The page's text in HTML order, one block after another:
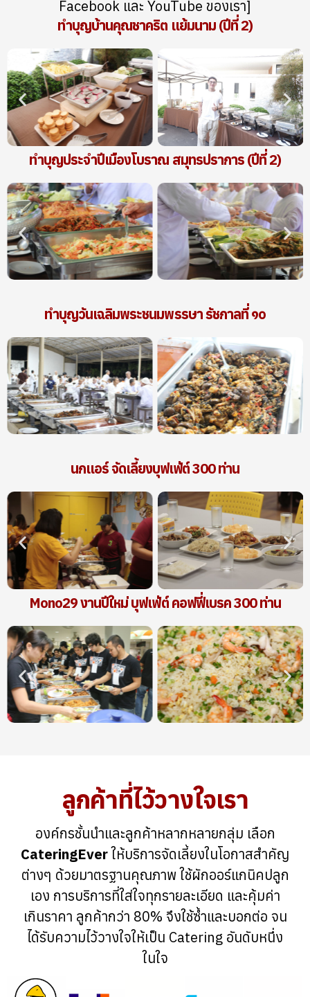
Facebook และ YouTube ของเรา]
ทำบุญบ้านคุณชาคริต แย้มนาม (ปีที่ 2)
ทำบุญประจำปีเมืองโบราณ สมุทรปราการ (ปีที่ 2)
ทำบุญวันเฉลิมพระชนมพรรษา รัชกาลที่ ๑๐
นกแอร์ จัดเลี้ยงบุฟเฟ่ต์ 300 ท่าน
Mono29 งานปีใหม่ บุฟเฟ่ต์ คอฟฟี่เบรค 300 ท่าน
ลูกค้าที่ไว้วางใจเรา
องค์กรชั้นนำและลูกค้าหลากหลายกลุ่ม เลือก
CateringEverให้บริการจัดเลี้ยงในโอกาสสำคัญ
ต่างๆ ด้วยมาตรฐานคุณภาพ ใช้ผักออร์แกนิคปลูก
เอง การบริการที่ใส่ใจทุกรายละเอียด และคุ้มค่า
เกินราคา ลูกค้ากว่า 80% จึงใช้ซ้ำและบอกต่อ จน
ได้รับความไว้วางใจให้เป็น Catering อันดับหนึ่ง
ในใจ